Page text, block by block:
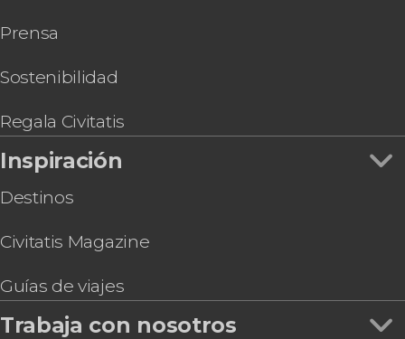
Ruta privada de rafting en Kitulgala
Prensa
Sostenibilidad
Regala Civitatis
Inspiración
Destinos
Civitatis Magazine
Guías de viajes
Trabaja con nosotros